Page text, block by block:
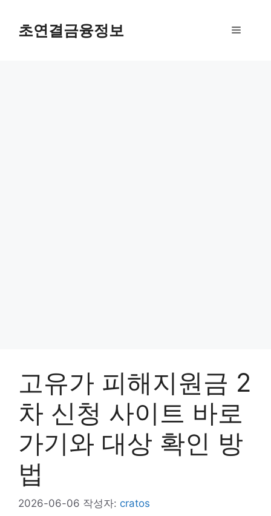
초연결금융정보 메
고유가 피해지원금 2
차 신청 사이트 바로
가기와 대상 확인 방
법
2026-06-06 작성자: cratos